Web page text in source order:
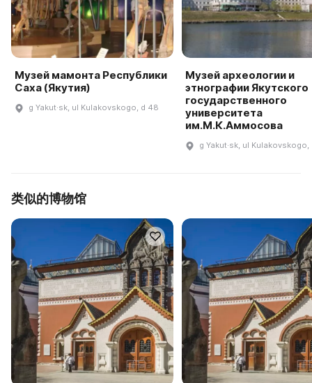
Музей мамонта Республики
Саха (Якутия)
g Yakut·sk, ul Kulakovskogo, d 48
Музей археологии и
этнографии Якутского
государственного
университета
им.М.К.Аммосова
g Yakut·sk, ul
类似的博物馆